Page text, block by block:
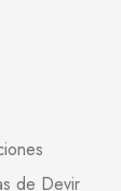
de Devir